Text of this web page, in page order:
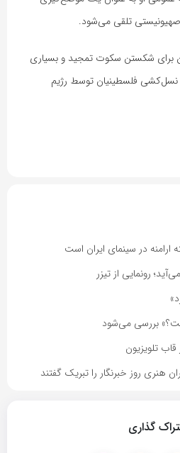
صهیونیستی تلقی می‌شود.
برای شکستن سکوت تمجید و بسیاری
نسل‌کشی فلسطینیان توسط رژیم
در سینمای ایران است
رونمایی از تیزر
بررسی می‌شود
قاب تلویزیون
هنری روز خبرنگار را تبریک گفتند
گذاری